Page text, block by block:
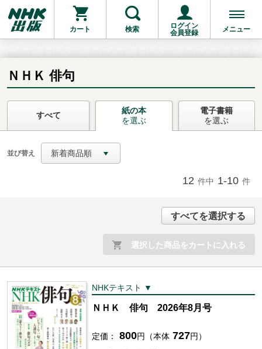
カート 検索
ログイン
会員登録
メニュー
お支払いに進む
他にも商品を買う
ＮＨＫ 俳句
すべて
紙の本
を選ぶ
電子書籍
を選ぶ
並び替え 新着商品順
12 件中 1-10 件
すべてを選択する
選択した商品をカートに入れる
NHKテキスト ▼
ＮＨＫ 俳句 2026年8月号
定価： 800円（本体 727円）